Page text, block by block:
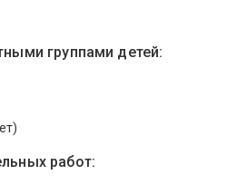
группами детей:
работ: